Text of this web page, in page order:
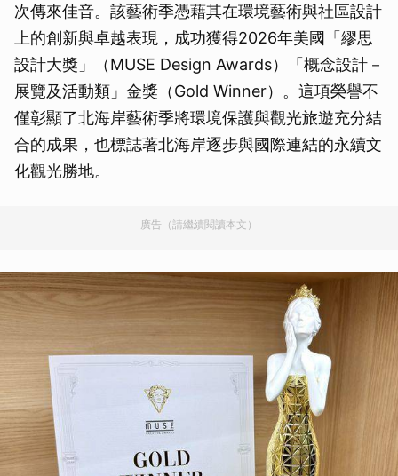
次傳來佳音。該藝術季憑藉其在環境藝術與社區設計
上的創新與卓越表現，成功獲得2026年美國「繆思
設計大獎」（MUSE Design Awards）「概念設計－
展覽及活動類」金獎（Gold Winner）。這項榮譽不
僅彰顯了北海岸藝術季將環境保護與觀光旅遊充分結
合的成果，也標誌著北海岸逐步與國際連結的永續文
化觀光勝地。
廣告（請繼續閱讀本文）